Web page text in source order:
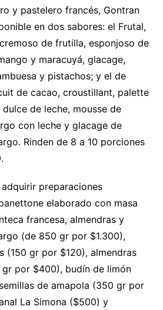
y pastelero francés, Gontran
en dos sabores: el Frutal,
de frutilla, esponjoso de
y maracuyá, glacage,
y pistachos; y el de
de cacao, croustillant, palette
de leche, mousse de
con leche y glacage de
Rinden de 8 a 10 porciones
preparaciones
elaborado con masa
francesa, almendras y
(de 850 gr por $1.300),
(150 gr por $120), almendras
por $400), budín de limón
de amapola (350 gr por
La Simona ($500) y